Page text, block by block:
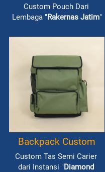
Custom Pouch Dari
Lembaga "Rakernas Jatim"
Backpack Custom
Custom Tas Semi Carier
dari Instansi "Diamond